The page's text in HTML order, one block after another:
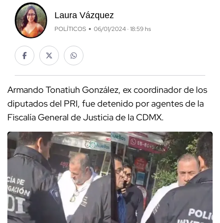
Laura Vázquez
POLÍTICOS 06/01/2024 · 18:59 hs
Armando Tonatiuh González, ex coordinador de los
diputados del PRI, fue detenido por agentes de la
Fiscalía General de Justicia de la CDMX.